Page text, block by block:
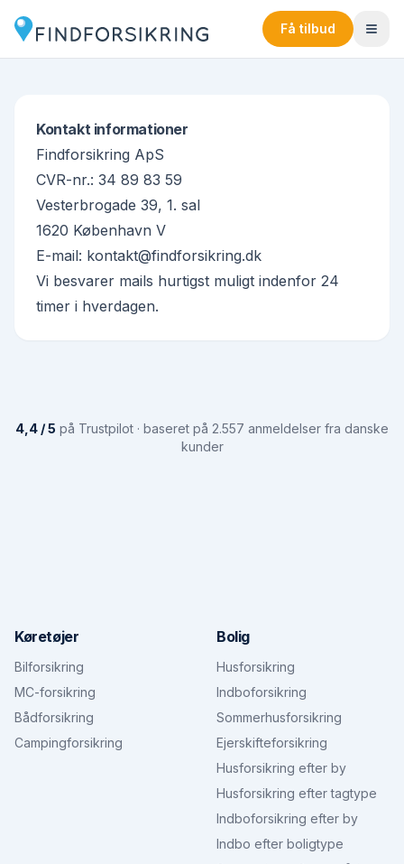
Få tilbud
Kontakt informationer
Findforsikring ApS
CVR-nr.: 34 89 83 59
Vesterbrogade 39, 1. sal
1620 København V
E-mail: kontakt@findforsikring.dk
Vi besvarer mails hurtigst muligt indenfor 24
timer i hverdagen.
4,4 / 5 på Trustpilot · baseret på 2.557 anmeldelser fra danske
kunder
Køretøjer
Bilforsikring
MC-forsikring
Bådforsikring
Campingforsikring
Bolig
Husforsikring
Indboforsikring
Sommerhusforsikring
Ejerskifteforsikring
Husforsikring efter by
Husforsikring efter tagtype
Indboforsikring efter by
Indbo efter boligtype